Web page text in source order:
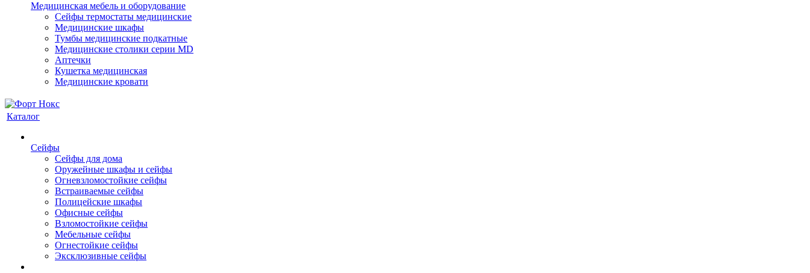
Медицинская мебель и оборудование
Сейфы термостаты медицинские
Медицинские шкафы
Тумбы медицинские подкатные
Медицинские столики серии MD
Аптечки
Кушетка медицинская
Медицинские кровати
Каталог
Сейфы
Сейфы для дома
Оружейные шкафы и сейфы
Огневзломостойкие сейфы
Встраиваемые сейфы
Полицейские шкафы
Офисные сейфы
Взломостойкие сейфы
Мебельные сейфы
Огнестойкие сейфы
Эксклюзивные сейфы